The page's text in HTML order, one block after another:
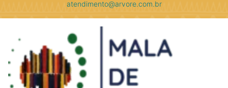
atendimento@arvore.com.br